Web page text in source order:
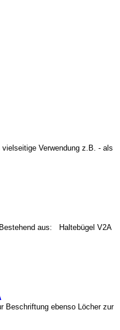
Verwendung z.B. - als
aus: Haltebügel V2A
Beschriftung ebenso Löcher zur